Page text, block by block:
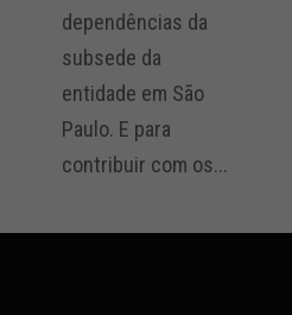
dependências da
subsede da
entidade em São
Paulo. E para
contribuir com os...